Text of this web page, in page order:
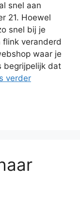
snel aan
21. Hoewel
snel bij je
veranderd
waar je
begrijpelijk dat
verder